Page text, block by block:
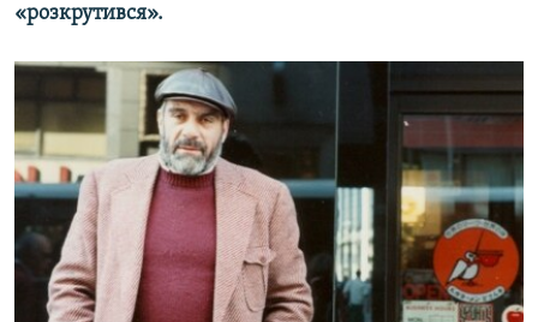
«розкрутився».